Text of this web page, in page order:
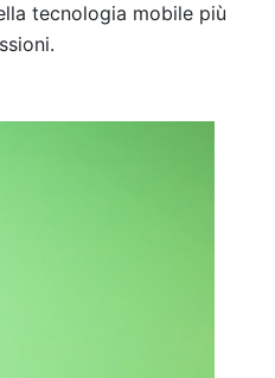
tecnologia mobile più